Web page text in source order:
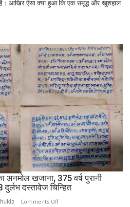
रात
गाँव!
200
साल
बाद
भी
क्यों
बसा
राजस्थान
का
सबसे
रहस्यमयी
गांव?
आखिर ऐसा क्या हुआ कि एक समृद्ध और खुशहाल
अनमोल खजाना, 375 वर्ष पुरानी
दुर्लभ दस्तावेज चिन्हित
Comments Offon